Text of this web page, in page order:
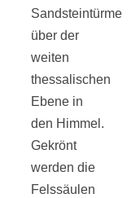
Sandsteintürme
über der
weiten
thessalischen
Ebene in
den Himmel.
Gekrönt
werden die
Felssäulen